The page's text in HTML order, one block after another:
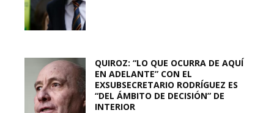
QUIROZ: “LO QUE OCURRA DE AQUÍ
EN ADELANTE” CON EL
EXSUBSECRETARIO RODRÍGUEZ ES
“DEL ÁMBITO DE DECISIÓN” DE
INTERIOR